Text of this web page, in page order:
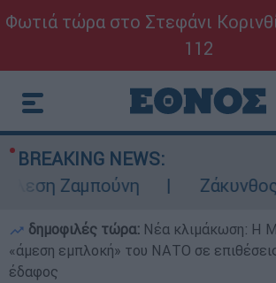
Φωτιά τώρα στο Στεφάνι
112
BREAKING NEWS:
Ζαμπούνη
Ζάκυνθος:
δημοφιλές τώρα: Νέα κλιμάκωση: Η
«άμεση εμπλοκή» του ΝΑΤΟ σε
έδαφος